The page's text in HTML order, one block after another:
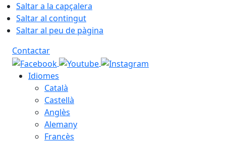
Saltar a la capçalera
Saltar al contingut
Saltar al peu de pàgina
Contactar
Idiomes
Català
Castellà
Anglès
Alemany
Francès